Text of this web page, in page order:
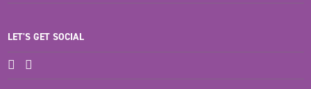
LET'S GET SOCIAL